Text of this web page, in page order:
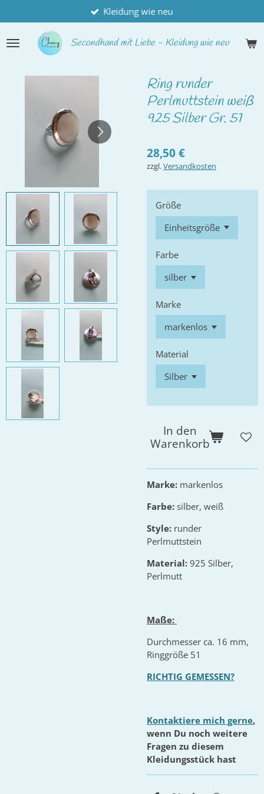
Hauptinhalt
springen
Secondhandmit Liebe - Kleidung wie neu
Kleidung wie neu
Ring runder
Perlmuttstein weiß
925 Silber Gr. 51
28,50 €
zzgl.Versandkosten
Größe
Farbe
Marke
Material
In den
Warenkorb
Marke: markenlos
Farbe: silber, weiß
Style: runder
Perlmuttstein
Material: 925 Silber,
Perlmutt
Maße:
Durchmesser ca. 16 mm,
Ringgröße 51
RICHTIG GEMESSEN?
Kontaktiere mich gerne,
wenn Du noch weitere
Fragen zu diesem
Kleidungsstück hast